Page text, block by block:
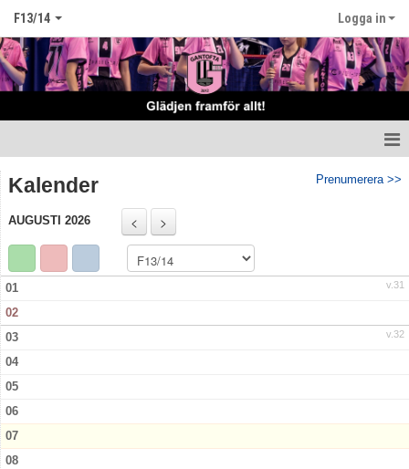
F13/14 Logga in
Truppen
Matcher
Tabell Flickor E norra höst
Kalender
Kontakt
Prenumerera >>
Kalender
AUGUSTI 2026
v.31
01
02
v.32
03
04
05
06
07
08